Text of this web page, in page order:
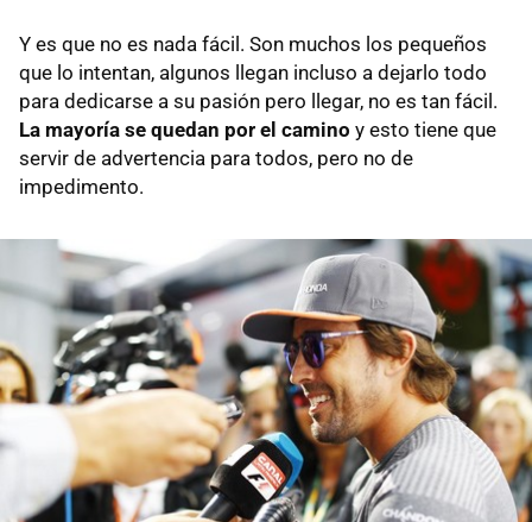
Y es que no es nada fácil. Son muchos los pequeños
que lo intentan, algunos llegan incluso a dejarlo todo
para dedicarse a su pasión pero llegar, no es tan fácil.
La mayoría se quedan por el camino y esto tiene que
servir de advertencia para todos, pero no de
impedimento.